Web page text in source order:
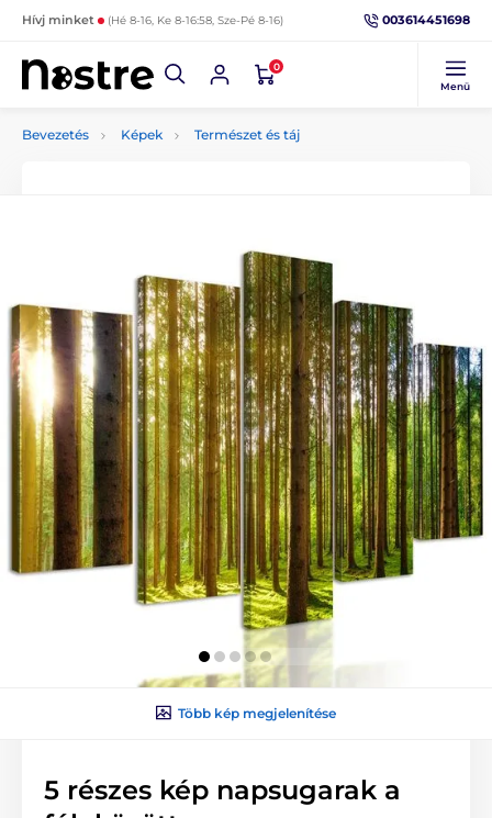
Hívj minket (Hé 8-16, Ke 8-16:58, Sze-Pé 8-16) 003614451698
0
Menü
Bevezetés Képek Természet és táj
Több kép megjelenítése
5 részes kép napsugarak a